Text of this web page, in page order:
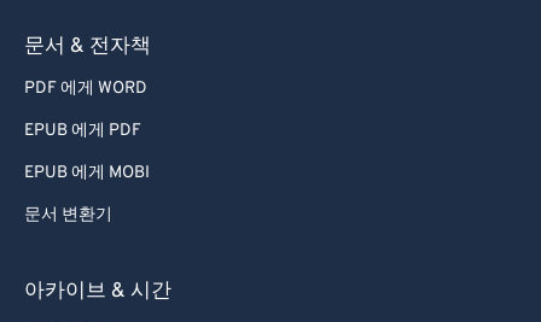
문서 & 전자책
PDF 에게 WORD
EPUB 에게 PDF
EPUB 에게 MOBI
문서 변환기
아카이브 & 시간